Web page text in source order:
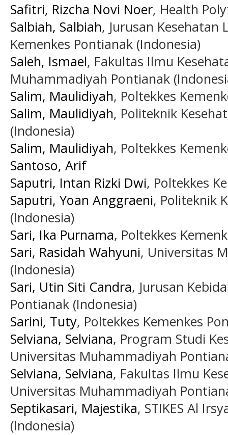
Safitri, Rizcha Novi Noer, Health
Salbiah, Salbiah, Jurusan Kesehatan
Kemenkes Pontianak (Indonesia)
Saleh, Ismael, Fakultas Ilmu
Muhammadiyah Pontianak
Salim, Maulidiyah, Poltekkes
Salim, Maulidiyah, Politeknik
(Indonesia)
Salim, Maulidiyah, Poltekkes
Santoso, Arif
Saputri, Intan Rizki Dwi, Poltekkes
Saputri, Yoan Anggraeni, Politeknik
(Indonesia)
Sari, Ika Purnama, Poltekkes
Sari, Rasidah Wahyuni, Universitas
(Indonesia)
Sari, Utin Siti Candra, Jurusan
Pontianak (Indonesia)
Sarini, Tuty, Poltekkes Kemenkes
Selviana, Selviana, Program Studi
Universitas Muhammadiyah
Selviana, Selviana, Fakultas Ilmu
Universitas Muhammadiyah
Septikasari, Majestika, STIKES Al
(Indonesia)